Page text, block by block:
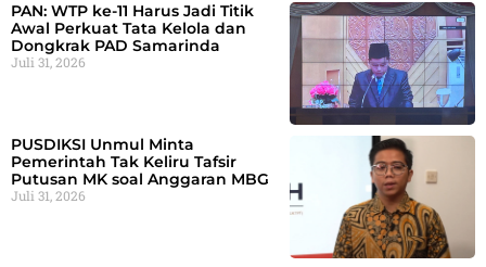
PAN: WTP ke-11 Harus Jadi Titik
Awal Perkuat Tata Kelola dan
Dongkrak PAD Samarinda
Juli 31, 2026
PUSDIKSI Unmul Minta
Pemerintah Tak Keliru Tafsir
Putusan MK soal Anggaran MBG
Juli 31, 2026